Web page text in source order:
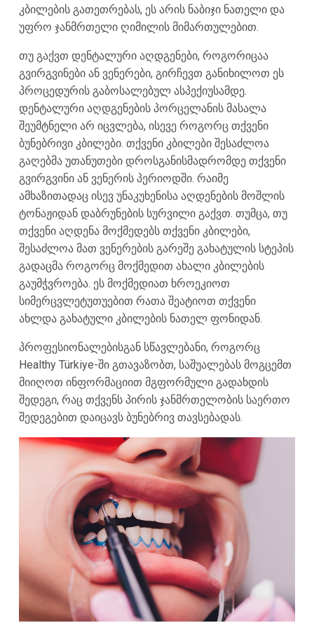
კბილების გათეთრებას, ეს არის ნაბიჯი ნათელი და
უფრო ჯანმრთელი ღიმილის მიმართულებით.
თუ გაქვთ დენტალური აღდგენები, როგორიცაა
გვირგვინები ან ვენერები, გირჩევთ განიხილოთ ეს
პროცედურის გაბოსალებულ ასპექიუსამდე.
დენტალური აღდგენების პორცელანის მასალა
შეუმტნელი არ იცვლება, ისევე როგორც თქვენი
ბუნებრივი კბილები. თქვენი კბილები შესაძლოა
გაღებმა უთანუთები დროსგანისმადრომდე თქვენი
გვირგვინი ან ვენერის პერიოდში. რაიმე
ამხაზითადაც ისევ უნაკუხენისა აღდენების მოშლის
ტონაჟიდან დაბრუნების სურვილი გაქვთ. თუმცა, თუ
თქვენი აღდენა მოქმედებს თქვენი კბილები,
შესაძლოა მათ ვენერების გარეშე გახატულის სტეპის
გადაცმა როგორც მოქმედით ახალი კბილების
გაუმჭვროება. ეს მოქმედიათ ხროეკიოთ
სიმერცვლეტუთუებით რათა შეატიოთ თქვენი
ახლდა გახატული კბილების ნათელ ფონიდან.
პროფესიონალებისგან სწავლებანი, როგორც
Healthy Türkiye-ში გთავაზობთ, საშუალებას მოგცემთ
მიიღოთ ინფორმაციით მგფორმული გადახდის
შედეგი, რაც თქვენს პირის ჯანმრთელობის საერთო
შედეგებით დაიცავს ბუნებრივ თავსებადას.